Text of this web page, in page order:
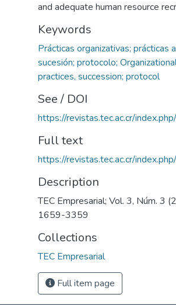
and adequate human resource
Keywords
Prácticas organizativas; prácticas
sucesión; protocolo;
practices, succession; protocol
See / DOI
https://revistas.tec.ac.cr/
Full text
https://revistas.tec.ac.cr/
Description
TEC Empresarial; Vol. 3, Núm. 3
1659-3359
Collections
TEC Empresarial
Full item page